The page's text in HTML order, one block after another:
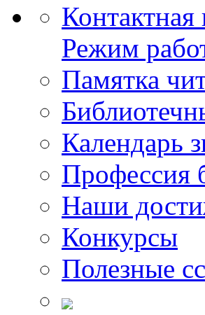
Режим
Памятка
Календарь
Профессия
Наши
Конкурсы
Полезные